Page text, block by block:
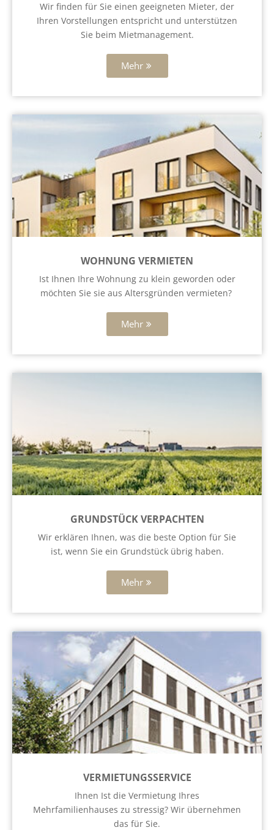
Wir finden für Sie einen geeigneten Mieter, der
Ihren Vorstellungen entspricht und unterstützen
Sie beim Mietmanagement.
Mehr
WOHNUNG VERMIETEN
Ist Ihnen Ihre Wohnung zu klein geworden oder
möchten Sie sie aus Altersgründen vermieten?
Mehr
GRUNDSTÜCK VERPACHTEN
Wir erklären Ihnen, was die beste Option für Sie
ist, wenn Sie ein Grundstück übrig haben.
Mehr
VERMIETUNGSSERVICE
Ihnen Ist die Vermietung Ihres
Mehrfamilienhauses zu stressig? Wir übernehmen
das für Sie.